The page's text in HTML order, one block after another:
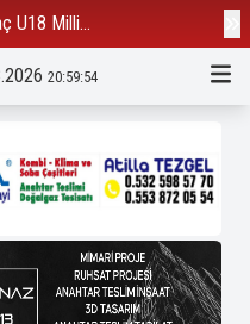
U18 Milli...
20:59:55